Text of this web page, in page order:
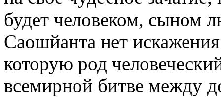
будет человеком, сыном
Саошйанта нет
которую род
всемирной битве между